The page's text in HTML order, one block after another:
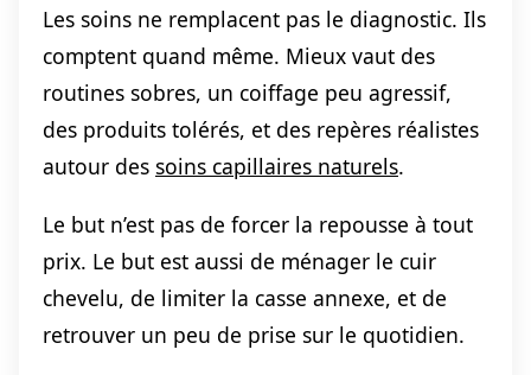
Les soins ne remplacent pas le diagnostic. Ils
comptent quand même. Mieux vaut des
routines sobres, un coiffage peu agressif,
des produits tolérés, et des repères réalistes
autour des soins capillaires naturels.
Le but n’est pas de forcer la repousse à tout
prix. Le but est aussi de ménager le cuir
chevelu, de limiter la casse annexe, et de
retrouver un peu de prise sur le quotidien.